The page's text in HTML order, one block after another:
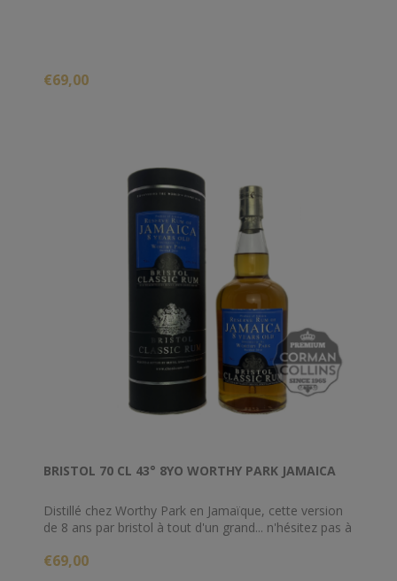
€69,00
BRISTOL 70 CL 43° 8YO WORTHY PARK JAMAICA
Distillé chez Worthy Park en Jamaïque, cette version
de 8 ans par bristol à tout d'un grand... n'hésitez pas à
vos convives seront surpris par la grande qualité de
€69,00